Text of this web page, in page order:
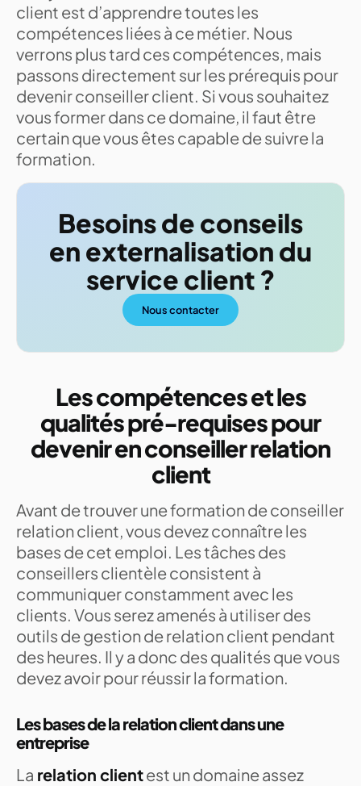
client est d’apprendre toutes les
compétences liées à ce métier. Nous
verrons plus tard ces compétences, mais
passons directement sur les prérequis pour
devenir conseiller client. Si vous souhaitez
vous former dans ce domaine, il faut être
certain que vous êtes capable de suivre la
formation.
Besoins de conseils
en externalisation du
service client ?
Nous contacter
Les compétences et les
qualités pré-requises pour
devenir en conseiller relation
client
Avant de trouver une formation de conseiller
relation client, vous devez connaître les
bases de cet emploi. Les tâches des
conseillers clientèle consistent à
communiquer constamment avec les
clients. Vous serez amenés à utiliser des
outils de gestion de relation client pendant
des heures. Il y a donc des qualités que vous
devez avoir pour réussir la formation.
Les bases de la relation client dans une
entreprise
La relation clientest un domaine assez